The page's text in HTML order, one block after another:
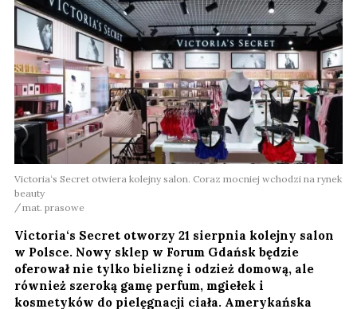
Victoria‘s Secret otwiera kolejny salon. Coraz mocniej wchodzi na rynek
beauty
mat. prasowe
Victoria‘s Secret otworzy 21 sierpnia kolejny salon
w Polsce. Nowy sklep w Forum Gdańsk będzie
oferował nie tylko bieliznę i odzież domową, ale
również szeroką gamę perfum, mgiełek i
kosmetyków do pielęgnacji ciała. Amerykańska